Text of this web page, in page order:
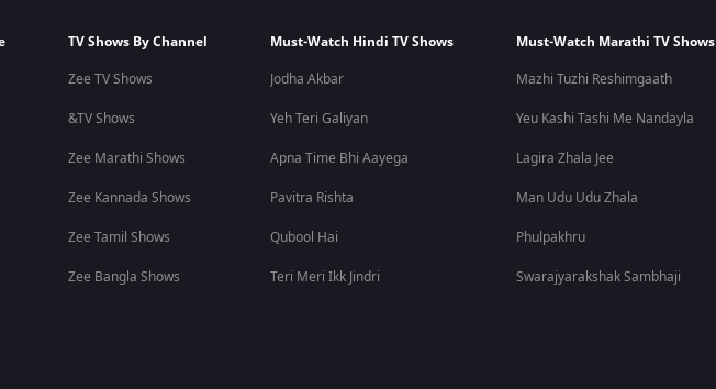
TV Shows By Channel
Zee TV Shows
&TV Shows
Zee Marathi Shows
Zee Kannada Shows
Zee Tamil Shows
Zee Bangla Shows
Must-Watch Hindi TV Shows
Jodha Akbar
Yeh Teri Galiyan
Apna Time Bhi Aayega
Pavitra Rishta
Qubool Hai
Teri Meri Ikk Jindri
Must-Watch Marathi TV Shows
Mazhi Tuzhi Reshimgaath
Yeu Kashi Tashi Me Nandayla
Lagira Zhala Jee
Man Udu Udu Zhala
Phulpakhru
Swarajyarakshak Sambhaji